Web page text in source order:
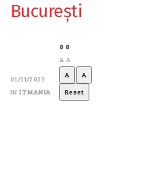
București
01/11/2025
IN IT MANIA
0 0
A A
A
A
Reset